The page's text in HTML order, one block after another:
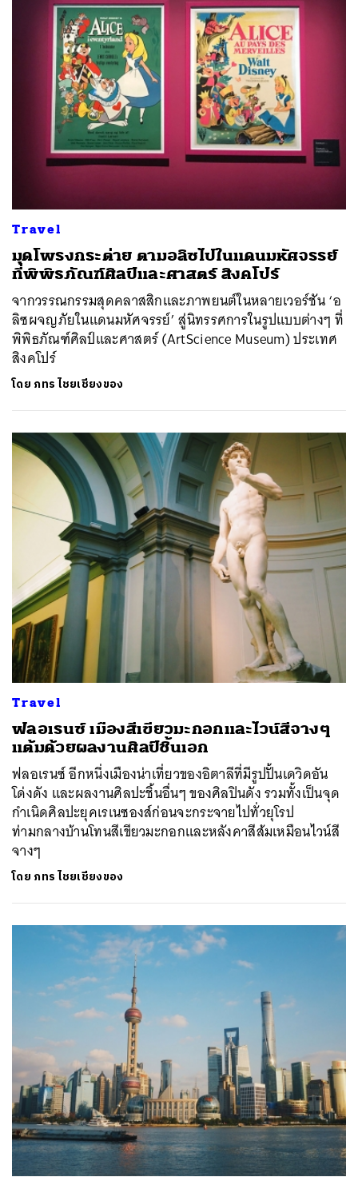
Travel
มุดโพรงกระต่าย ตามอลิซไปในแดนมหัศจรรย์
ที่พิพิธภัณฑ์ศิลป์และศาสตร์ สิงคโปร์
จากวรรณกรรมสุดคลาสสิกและภาพยนต์ในหลายเวอร์ชัน ‘อ
ลิซผจญภัยในแดนมหัศจรรย์’ สู่นิทรรศการในรูปแบบต่างๆ ที่
พิพิธภัณฑ์ศิลป์และศาสตร์ (ArtScience Museum) ประเทศ
สิงคโปร์
โดย ภทร ไชยเชียงของ
Travel
ฟลอเรนซ์ เมืองสีเขียวมะกอกและไวน์สีจางๆ
แต้มด้วยผลงานศิลป์ชิ้นเอก
ฟลอเรนซ์ อีกหนึ่งเมืองน่าเที่ยวของอิตาลีที่มีรูปปั้นเดวิดอัน
โด่งดัง และผลงานศิลปะชิ้นอื่นๆ ของศิลปินดัง รวมทั้งเป็นจุด
กำเนิดศิลปะยุคเรเนซองส์ก่อนจะกระจายไปทั่วยุโรป
ท่ามกลางบ้านโทนสีเขียวมะกอกและหลังคาสีส้มเหมือนไวน์สี
จางๆ
โดย ภทร ไชยเชียงของ